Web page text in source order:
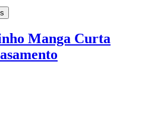
Manga Curta